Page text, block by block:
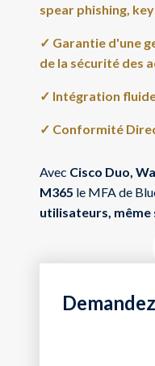
spear phishing,
✓ Garantie d'une
de la sécurité des
✓ Intégration
✓ Conformité
Avec Cisco Duo,
M365 le MFA de
utilisateurs, même